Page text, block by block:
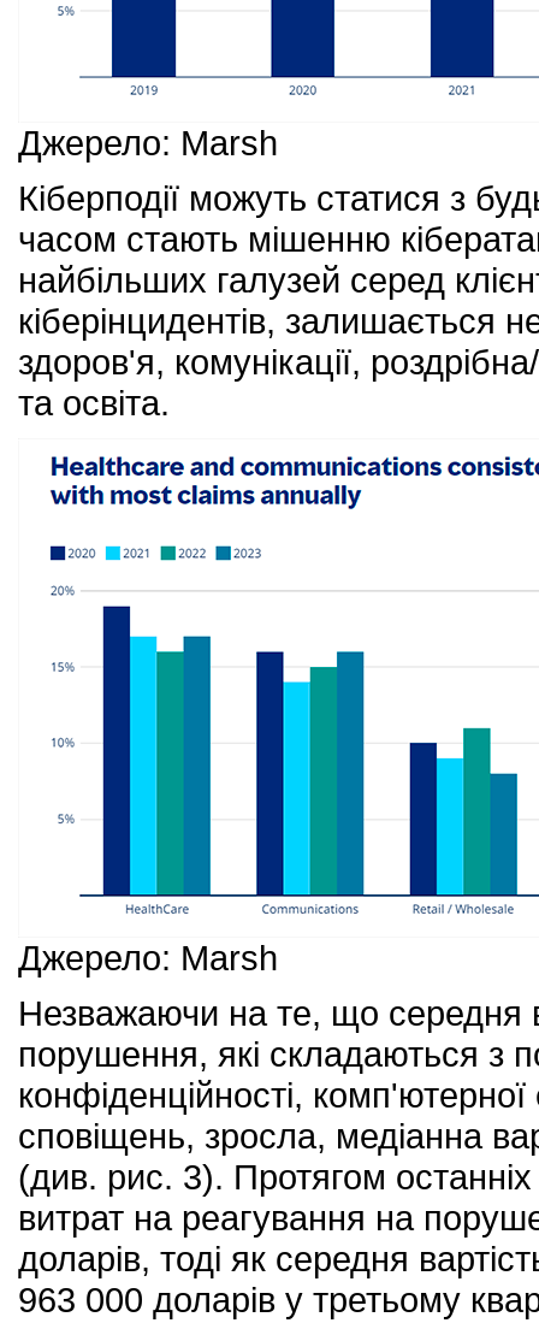
Джерело: Marsh
Кіберподії можуть статися з
часом стають мішенню
найбільших галузей серед
кіберінцидентів, залишається
здоров'я, комунікації,
та освіта.
Джерело: Marsh
Незважаючи на те, що середня
порушення, які складаються з
конфіденційності,
сповіщень, зросла, медіанна
(див. рис. 3). Протягом останніх
витрат на реагування на
доларів, тоді як середня
963 000 доларів у третьому